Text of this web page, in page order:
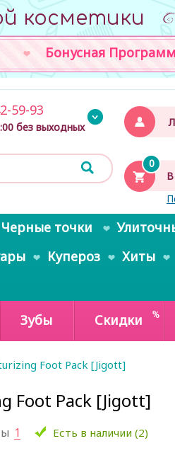
косметики
Бонусная
0
59-93
без выходных
Черные точки
Купероз Хиты
Зубы Скидки
Foot Pack [Jigott]
Foot Pack [Jigott]
1 Есть в наличии (2)